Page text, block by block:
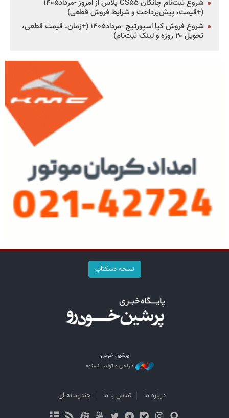
شروع ثبت‌نام چانگان CS۵۵ پلاس از امروز -مرداد۱۴۰۵
(+قیمت، پیش‌پرداخت و شرایط فروش قطعی)
شروع فروش کیا اسپورتیج -مرداد۱۴۰۵ (+زمان، قیمت قطعی،
تحویل ۲۰ روزه و لینک ثبت‌نام)
نسخه دسکتاپ
پرشین خودرو
طراحی و تولید: نستوه
درباره ما تماس با ما چندرسانه ای